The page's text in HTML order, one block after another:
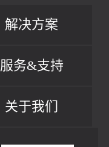
解决方案
服务&支持
关于我们